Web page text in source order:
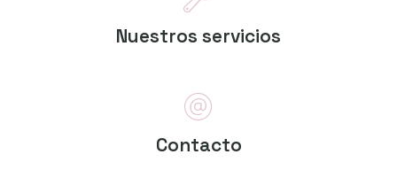
Nuestros servicios
Contacto